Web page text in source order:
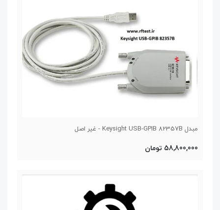
مبدل Keysight USB-GPIB 82357B - غیر اصل
58,800,000 تومان